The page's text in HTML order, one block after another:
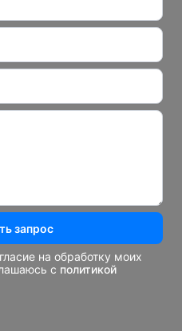
запрос
на обработку моих
с политикой